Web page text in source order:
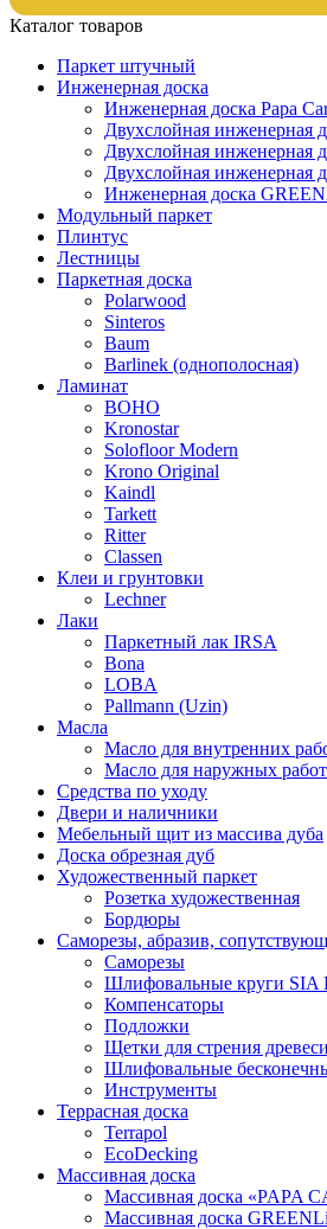
Каталог товаров
Паркет штучный
Инженерная доска
Инженерная доска Papa
Двухслойная инженерная
Двухслойная инженерная
Двухслойная инженерная
Инженерная доска
Модульный паркет
Плинтус
Лестницы
Паркетная доска
Polarwood
Sinteros
Baum
Barlinek (однополосная)
Ламинат
BOHO
Kronostar
Solofloor Modern
Krono Original
Kaindl
Tarkett
Ritter
Classen
Клеи и грунтовки
Lechner
Лаки
Паркетный лак IRSA
Bona
LOBA
Pallmann (Uzin)
Масла
Масло для внутренних
Масло для наружных
Средства по уходу
Двери и наличники
Мебельный щит из массива дуба
Доска обрезная дуб
Художественный паркет
Розетка художественная
Бордюры
Саморезы, абразив,
Саморезы
Шлифовальные круги SIA
Компенсаторы
Подложки
Щетки для стрения
Шлифовальные
Инструменты
Террасная доска
Terrapol
EcoDecking
Массивная доска
Массивная доска «PAPA
Массивная доска